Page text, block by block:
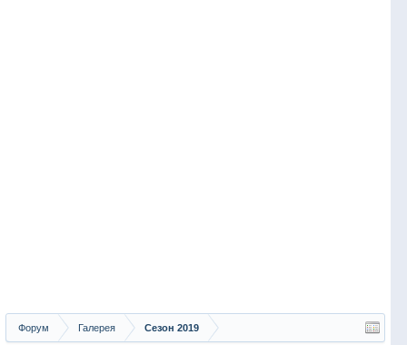
Форум Галерея Сезон 2019